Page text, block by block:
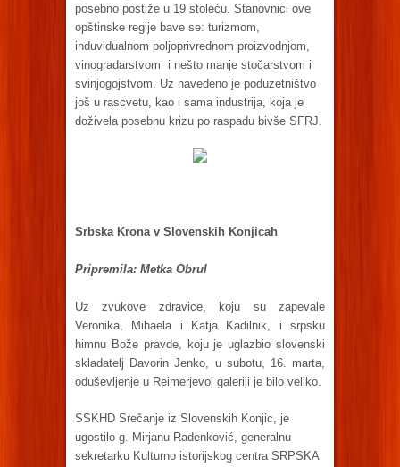
posebno postiže u 19 stoleću. Stanovnici ove
opštinske regije bave se: turizmom,
induvidualnom poljoprivrednom proizvodnjom,
vinogradarstvom i nešto manje stočarstvom i
svinjogojstvom. Uz navedeno je poduzetništvo
još u rascvetu, kao i sama industrija, koja je
doživela posebnu krizu po raspadu bivše SFRJ.
Srbska Krona v Slovenskih Konjicah
Pripremila: Metka Obrul
Uz zvukove zdravice, koju su zapevale
Veronika, Mihaela i Katja Kadilnik, i srpsku
himnu Bože pravde, koju je uglazbio slovenski
skladatelj Davorin Jenko, u subotu, 16. marta,
oduševljenje u Reimerjevoj galeriji je bilo veliko.
SSKHD Srečanje iz Slovenskih Konjic, je
ugostilo g. Mirjanu Radenković, generalnu
sekretarku Kulturno istorijskog centra SRPSKA